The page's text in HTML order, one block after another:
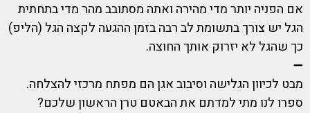
אם הפניה יותר מדי מהירה ואתה מסתובב מהר מדי בתחתית
הגל יש צורך בתשומת לב רבה בזמן ההגעה לקצה הגל (הליפ)
כך שהגל לא יזרוק אותך החוצה.
➖
מבט לכיוון הגלישה וסיבוב אגן הם מפתח מרכזי להצלחה.
ספרו לנו מתי למדתם את הבאטם טרן הראשון שלכם?